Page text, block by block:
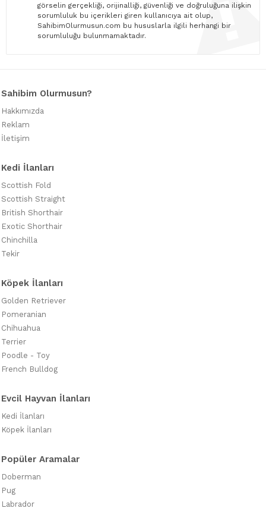
görselin gerçekliği, orijinalliği, güvenliği ve doğruluğuna ilişkin
sorumluluk bu içerikleri giren kullanıcıya ait olup,
SahibimOlurmusun.com bu hususlarla ilgili herhangi bir
sorumluluğu bulunmamaktadır.
Sahibim Olurmusun?
Hakkımızda
Reklam
İletişim
Kedi İlanları
Scottish Fold
Scottish Straight
British Shorthair
Exotic Shorthair
Chinchilla
Tekir
Köpek İlanları
Golden Retriever
Pomeranian
Chihuahua
Terrier
Poodle - Toy
French Bulldog
Evcil Hayvan İlanları
Kedi İlanları
Köpek İlanları
Popüler Aramalar
Doberman
Pug
Labrador